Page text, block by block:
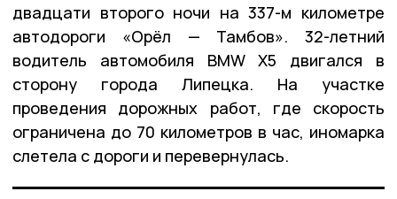
двадцати второго ночи на 337-м километре
автодороги «Орёл — Тамбов». 32-летний
водитель автомобиля BMW X5 двигался в
сторону города Липецка. На участке
проведения дорожных работ, где скорость
ограничена до 70 километров в час, иномарка
слетела с дороги и перевернулась.